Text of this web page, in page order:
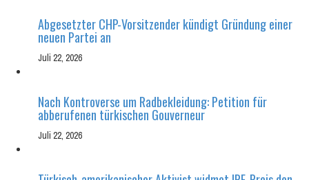
Abgesetzter CHP-Vorsitzender kündigt Gründung einer
neuen Partei an
Juli 22, 2026
Nach Kontroverse um Radbekleidung: Petition für
abberufenen türkischen Gouverneur
Juli 22, 2026